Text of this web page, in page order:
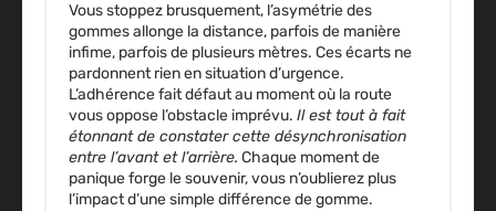
Vous stoppez brusquement, l’asymétrie des
gommes allonge la distance, parfois de manière
infime, parfois de plusieurs mètres. Ces écarts ne
pardonnent rien en situation d’urgence.
L’adhérence fait défaut au moment où la route
vous oppose l’obstacle imprévu. Il est tout à fait
étonnant de constater cette désynchronisation
entre l’avant et l’arrière. Chaque moment de
panique forge le souvenir, vous n’oublierez plus
l’impact d’une simple différence de gomme.